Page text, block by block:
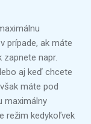
prípade, ak máte
napr.
aj keď chcete
máte pod
maximálny
režim kedykoľvek